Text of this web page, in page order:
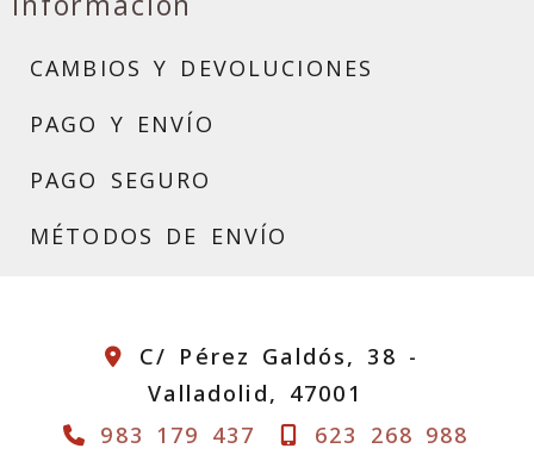
CAMBIOS Y DEVOLUCIONES
PAGO Y ENVÍO
PAGO SEGURO
MÉTODOS DE ENVÍO
C/ Pérez Galdós, 38 -
Valladolid, 47001
983 179 437
623 268 988